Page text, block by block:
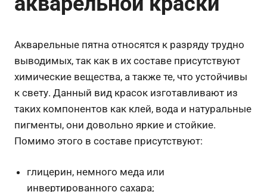
Акварельные пятна относятся к разряду трудно
выводимых, так как в их составе присутствуют
химические вещества, а также те, что устойчивы
к свету. Данный вид красок изготавливают из
таких компонентов как клей, вода и натуральные
пигменты, они довольно яркие и стойкие.
Помимо этого в составе присутствуют:
глицерин, немного меда или
инвертированного сахара;